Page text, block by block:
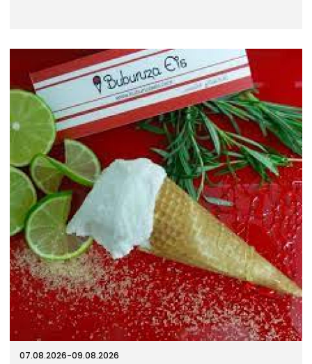
07.08.2026-09.08.2026